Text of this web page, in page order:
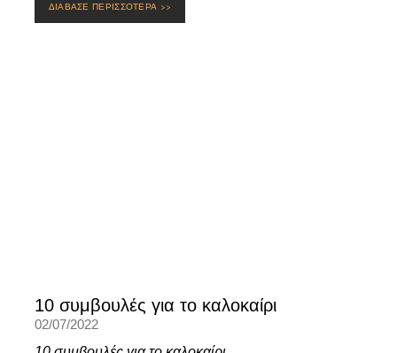
ΔΙΑΒΑΣΕ ΠΕΡΙΣΣΟΤΕΡΑ >>
10 συμβουλές για το καλοκαίρι
02/07/2022